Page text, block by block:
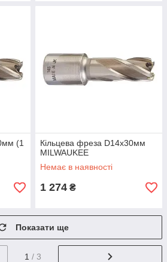
(1
Кільцева фреза D14х30мм
MILWAUKEE
Немає в наявності
1 274 ₴
Показати ще
1 / 3